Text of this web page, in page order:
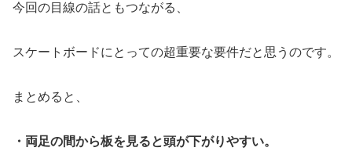
今回の目線の話ともつながる、
スケートボードにとっての超重要な要件だと思うのです。
まとめると、
・両足の間から板を見ると頭が下がりやすい。